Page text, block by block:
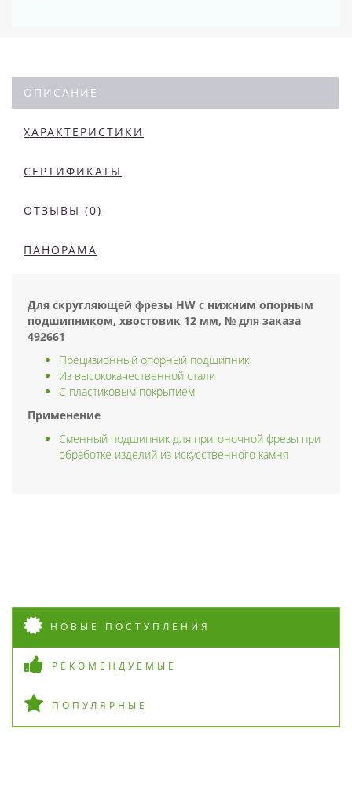
ОПИСАНИЕ
ХАРАКТЕРИСТИКИ
СЕРТИФИКАТЫ
ОТЗЫВЫ (0)
ПАНОРАМА
Для скругляющей фрезы HW с нижним опорным
подшипником, хвостовик 12 мм, № для заказа
492661
Прецизионный опорный подшипник
Из высококачественной стали
С пластиковым покрытием
Применение
Сменный подшипник для пригоночной фрезы при
обработке изделий из искусственного камня
НОВЫЕ ПОСТУПЛЕНИЯ
РЕКОМЕНДУЕМЫЕ
ПОПУЛЯРНЫЕ